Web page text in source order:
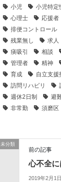
小児
小児特定
心理士
応援者
排便コントロール
残業無し
求人
痰吸引
相談
管理者
精神
育成
自立支援
訪問リハビリ
週休2日制
避
非常勤
須磨区
未分類
前の記事
心不全
2019年2月1日